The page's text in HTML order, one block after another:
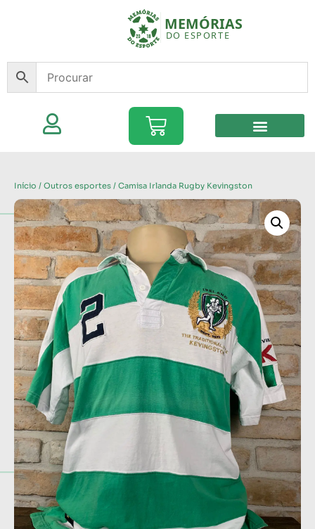
Início / Outros esportes / Camisa Irlanda Rugby Kevingston